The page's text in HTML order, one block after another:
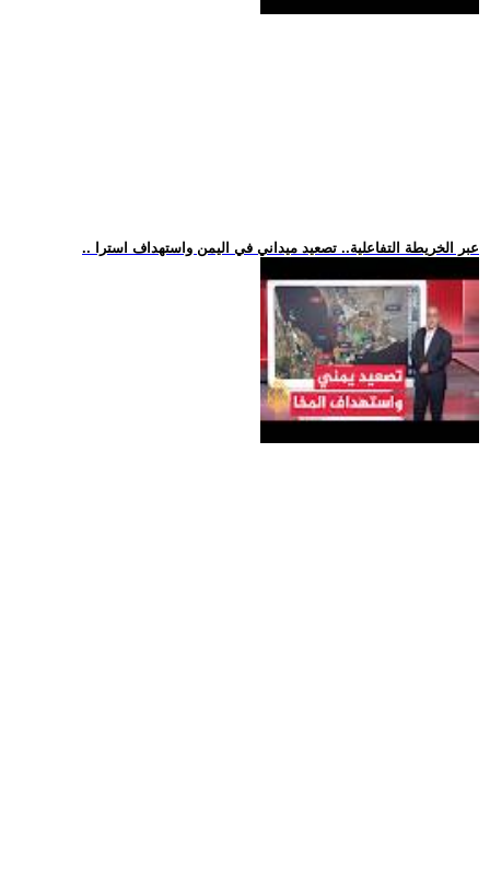
.. عبر الخريطة التفاعلية.. تصعيد ميداني في اليمن واستهداف استرا